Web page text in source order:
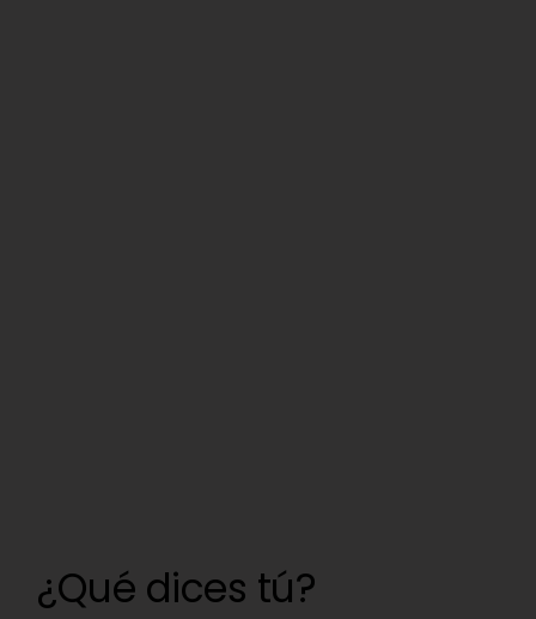
¿Qué dices tú?